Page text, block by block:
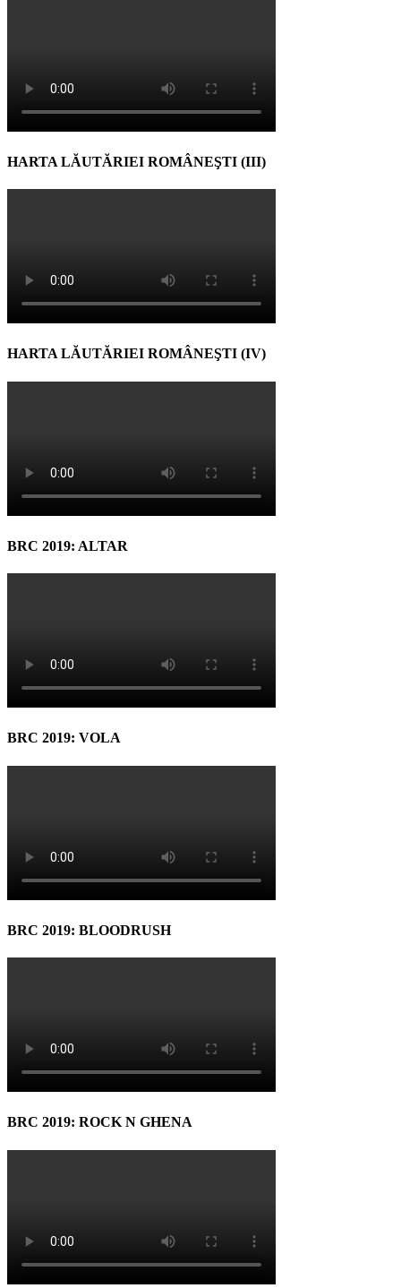
HARTA LĂUTĂRIEI ROMÂNEŞTI (III)
HARTA LĂUTĂRIEI ROMÂNEŞTI (IV)
BRC 2019: ALTAR
BRC 2019: VOLA
BRC 2019: BLOODRUSH
BRC 2019: ROCK N GHENA